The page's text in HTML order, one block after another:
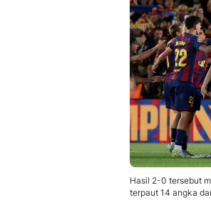
Hasil 2-0 tersebut
terpaut 14 angka